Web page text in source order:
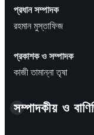
প্রধান সম্পাদক
রহমান মুস্তাফিজ
প্রকাশক ও সম্পাদক
কাজী তামান্না তৃষা
সম্পাদকীয় ও